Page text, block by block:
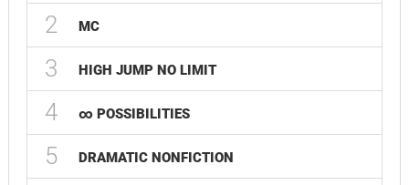
2 MC
3 HIGH JUMP NO LIMIT
4 ∞ POSSIBILITIES
5 DRAMATIC NONFICTION